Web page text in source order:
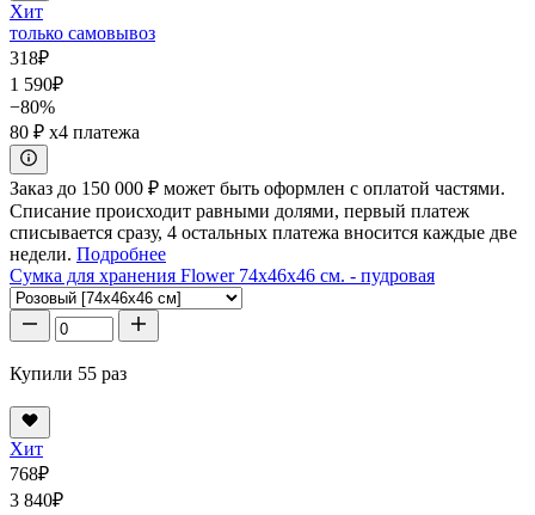
Хит
только самовывоз
318₽
1 590₽
−80%
80 ₽ x4 платежа
Заказ до 150 000 ₽ может быть оформлен с оплатой частями.
Списание происходит равными долями, первый платеж
списывается сразу, 4 остальных платежа вносится каждые две
недели. Подробнее
Сумка для хранения Flower 74x46x46 см. - пудровая
Купили 55 раз
Хит
768₽
3 840₽